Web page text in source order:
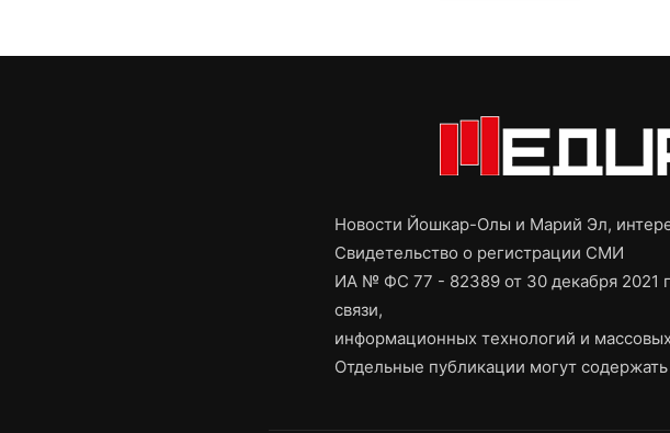
Новости Йошкар-Олы и Марий Эл,
Свидетельство о регистрации СМИ
ИА № ФС 77 - 82389 от 30 декабря 2021
связи,
информационных технологий и
Отдельные публикации могут